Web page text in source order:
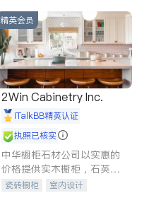
精英会员
2Win Cabinetry Inc.
iTalkBB精英认证
执照已核实
中华橱柜石材公司以实惠的
价格提供实木橱柜，石英石
台面，多种优质不锈钢水
瓷砖橱柜
室内设计